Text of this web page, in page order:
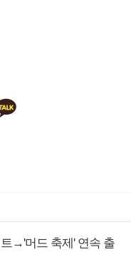
→'머드 축제' 연속 출